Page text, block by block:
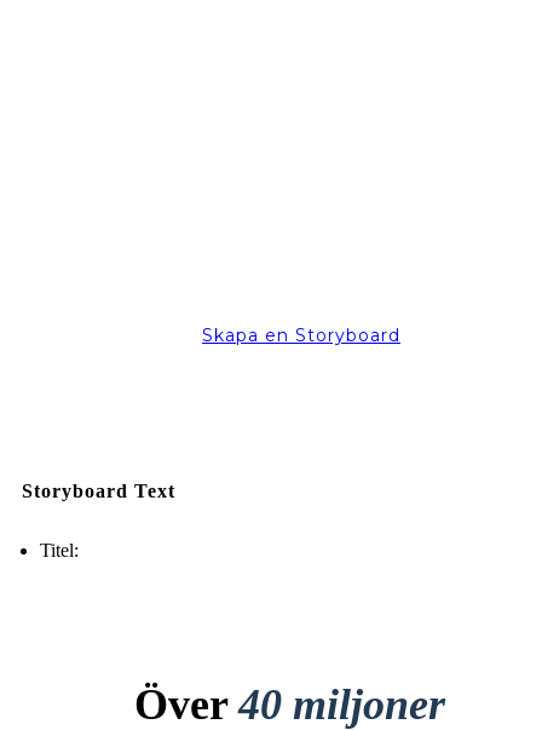
Skapa en Storyboard
Storyboard Text
Titel:
Över40 miljoner